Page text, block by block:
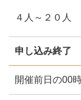
４人～２０人
申し込み終了
開催前日の00